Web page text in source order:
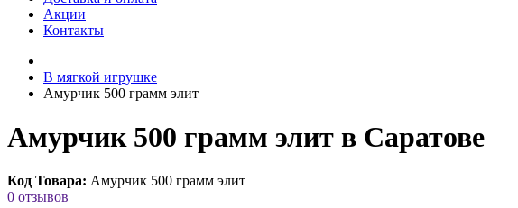
Акции
Контакты
В мягкой игрушке
Амурчик 500 грамм элит
Амурчик 500 грамм элит в Саратове
Код Товара: Амурчик 500 грамм элит
0 отзывов